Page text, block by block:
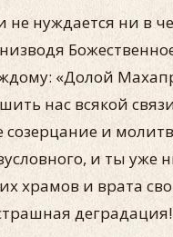
нуждается ни в
«Долой
нас всякой связи
созерцание и
и ты уже
и врата